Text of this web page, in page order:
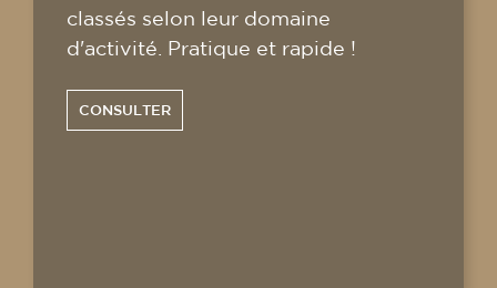
classés selon leur domaine
d'activité. Pratique et rapide !
CONSULTER